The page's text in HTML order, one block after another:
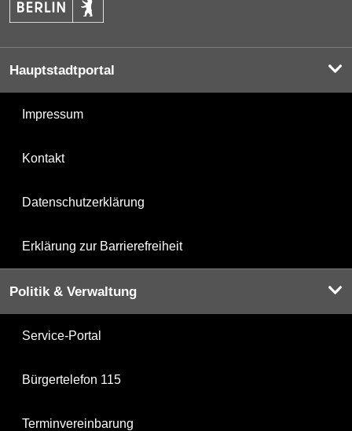
Hauptstadtportal
Impressum
Kontakt
Datenschutzerklärung
Erklärung zur Barrierefreiheit
Politik & Verwaltung
Service-Portal
Bürgertelefon 115
Terminvereinbarung